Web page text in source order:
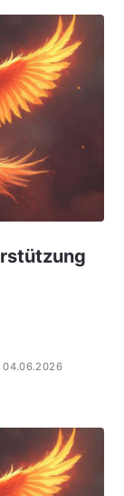
04.06.2026